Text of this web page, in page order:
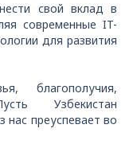
свой вклад в
современные IT-
для развития
благополучия,
Узбекистан
преуспевает во